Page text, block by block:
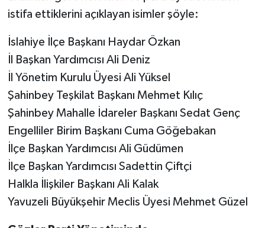
istifa ettiklerini açıklayan isimler şöyle:
İslahiye İlçe Başkanı Haydar Özkan
İl Başkan Yardımcısı Ali Deniz
İl Yönetim Kurulu Üyesi Ali Yüksel
Şahinbey Teşkilat Başkanı Mehmet Kılıç
Şahinbey Mahalle İdareler Başkanı Sedat Genç
Engelliler Birim Başkanı Cuma Göğebakan
İlçe Başkan Yardımcısı Ali Güdümen
İlçe Başkan Yardımcısı Sadettin Çiftçi
Halkla İlişkiler Başkanı Ali Kalak
Yavuzeli Büyükşehir Meclis Üyesi Mehmet Güzel